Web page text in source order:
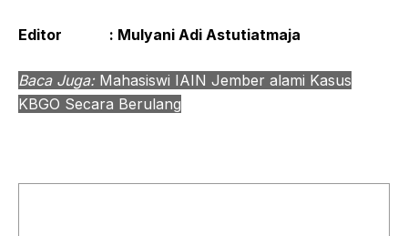
Editor : Mulyani Adi Astutiatmaja
Baca Juga: Mahasiswi IAIN Jember alami Kasus
KBGO Secara Berulang